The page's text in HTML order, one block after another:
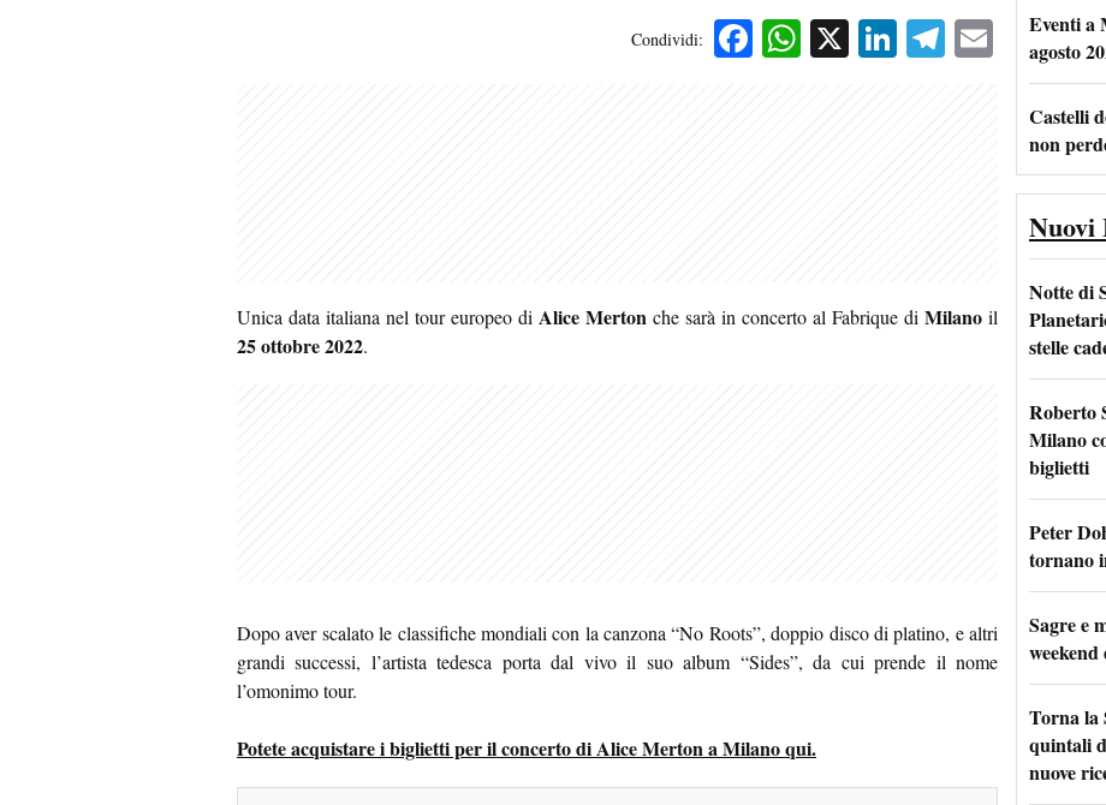
Condividi: Facebook
WhatsApp
X LinkedIn
Telegram
Email
Unica data italiana nel tour europeo di Alice Merton che sarà in concerto al Fabrique di Milano il
25 ottobre 2022.
Dopo aver scalato le classifiche mondiali con la canzona “No Roots”, doppio disco di platino, e altri
grandi successi, l’artista tedesca porta dal vivo il suo album “Sides”, da cui prende il nome
l’omonimo tour.
Potete acquistare i biglietti per il concerto di Alice Merton a Milano qui.
Eventi a
agosto
Castelli
non
Nuovi
Notte di
stelle
Roberto
Milano
biglietti
Peter
tornano
Sagre e
weekend
Torna la
quintali
nuove